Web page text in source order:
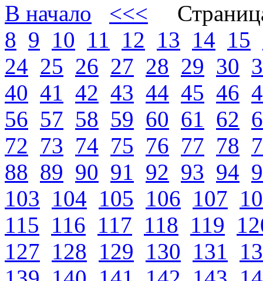
В начало <<<
8 9 10 11 12 13 14 15
24 25 26 27 28 29 30
40 41 42 43 44 45 46
56 57 58 59 60 61 62
72 73 74 75 76 77 78
88 89 90 91 92 93 94
103 104 105 106 107
115 116 117 118 119
127 128 129 130 131